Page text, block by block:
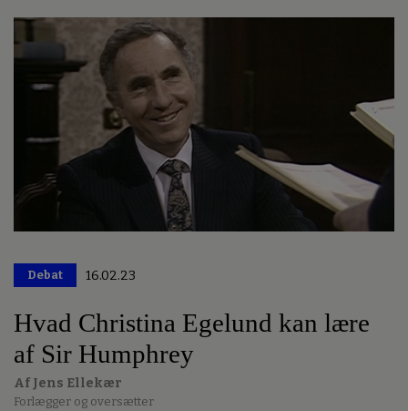
Debat 16.02.23
Hvad Christina Egelund kan lære
af Sir Humphrey
Af Jens Ellekær
Forlægger og oversætter